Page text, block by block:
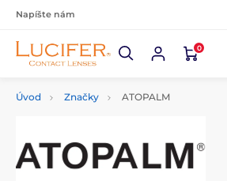
Napíšte nám
0
Úvod Značky ATOPALM